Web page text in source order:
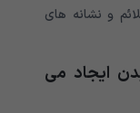
و نشانه های
ایجاد می